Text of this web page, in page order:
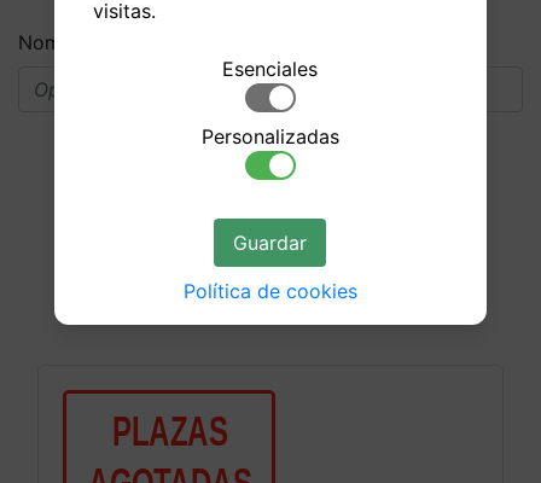
Nombre
Buscar en la Xarxa
Actividades
visitas.
Esenciales
Personalizadas
Guardar
Política de cookies